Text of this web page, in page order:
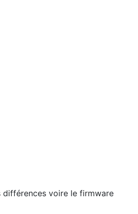
différences voire le firmware